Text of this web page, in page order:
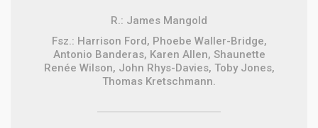
R.: James Mangold
Fsz.: Harrison Ford, Phoebe Waller-Bridge,
Antonio Banderas, Karen Allen, Shaunette
Renée Wilson, John Rhys-Davies, Toby Jones,
Thomas Kretschmann.